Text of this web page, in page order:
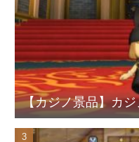
【カジノ景品】カ